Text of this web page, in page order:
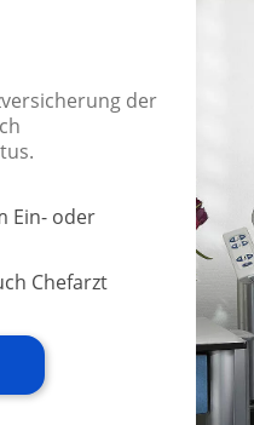
der
Ein- oder
Chefarzt